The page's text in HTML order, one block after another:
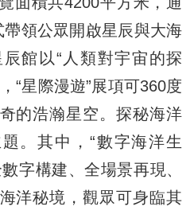
領公眾開啟星辰與大海
館以“人類對宇宙的探
“星際漫遊”展項可360度
的浩瀚星空。探秘海洋
。其中，“數字海洋生
字構建、全場景再現、
洋秘境，觀眾可身臨其